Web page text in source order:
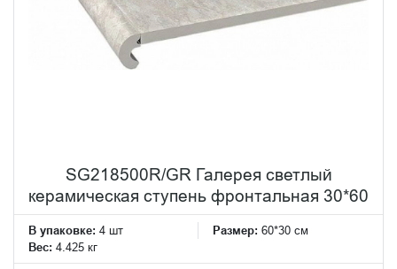
SG218500R/GR Галерея светлый
керамическая ступень фронтальная 30*60
В упаковке: 4 шт Размер: 60*30 см
Вес: 4.425 кг